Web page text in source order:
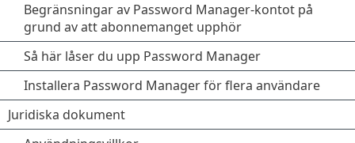
Begränsningar av Password Manager-kontot på
grund av att abonnemanget upphör
Så här låser du upp Password Manager
Installera Password Manager för flera användare
Juridiska dokument